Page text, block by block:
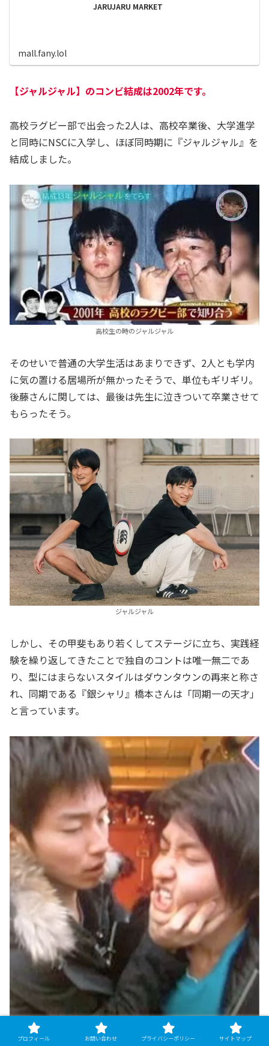
JARUJARU MARKET
mall.fany.lol
【ジャルジャル】のコンビ結成は2002年です。
高校ラグビー部で出会った2人は、高校卒業後、大学進学
と同時にNSCに入学し、ほぼ同時期に『ジャルジャル』を
結成しました。
高校生の時のジャルジャル
そのせいで普通の大学生活はあまりできず、2人とも学内
に気の置ける居場所が無かったそうで、単位もギリギリ。
後藤さんに関しては、最後は先生に泣きついて卒業させて
もらったそう。
ジャルジャル
しかし、その甲斐もあり若くしてステージに立ち、実践経
験を繰り返してきたことで独自のコントは唯一無二であ
り、型にはまらないスタイルはダウンタウンの再来と称さ
れ、同期である『銀シャリ』橋本さんは「同期一の天才」
と言っています。
プロフィール お問い合わせ プライバシーポリシー サイトマップ